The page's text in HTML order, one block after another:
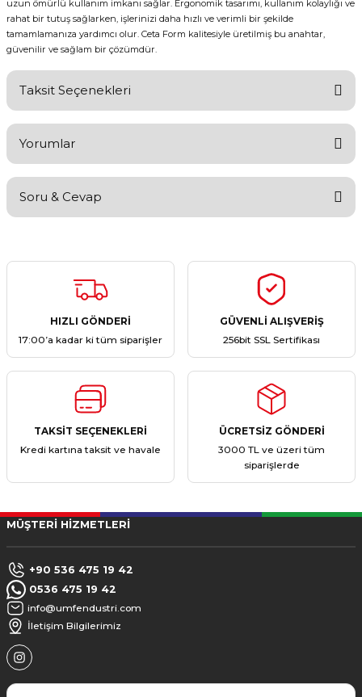
uzun ömürlü kullanım imkanı sağlar. Ergonomik tasarımı, kullanım kolaylığı ve
rahat bir tutuş sağlarken, işlerinizi daha hızlı ve verimli bir şekilde
tamamlamanıza yardımcı olur. Ceta Form kalitesiyle üretilmiş bu anahtar,
güvenilir ve sağlam bir çözümdür.
Taksit Seçenekleri
Yorumlar
Yorum Yaz
Soru & Cevap
Ürün hakkında henüz soru sorulmamış.
HIZLI GÖNDERİ
17:00’a kadar ki tüm siparişler
GÜVENLİ ALIŞVERİŞ
256bit SSL Sertifikası
TAKSİT SEÇENEKLERİ
Kredi kartına taksit ve havale
ÜCRETSİZ GÖNDERİ
3000 TL ve üzeri tüm
siparişlerde
MÜŞTERİ HİZMETLERİ
+90 536 475 19 42
0536 475 19 42
info@umfendustri.com
İletişim Bilgilerimiz